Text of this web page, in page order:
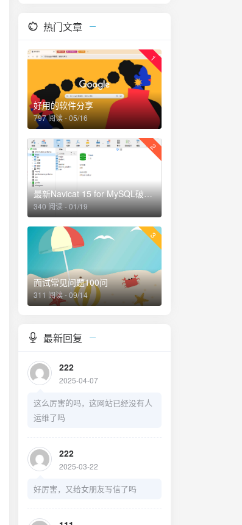
热门文章
1
好用的软件分享
797 阅读 - 05/16
2
最新Navicat 15 for MySQL破解+教程 正确破解步骤
340 阅读 - 01/19
3
面试常见问题100问
311 阅读 - 09/14
最新回复
222
2025-04-07
这么厉害的吗，这网站已经没有人
运维了吗
222
2025-03-22
好厉害，又给女朋友写信了吗